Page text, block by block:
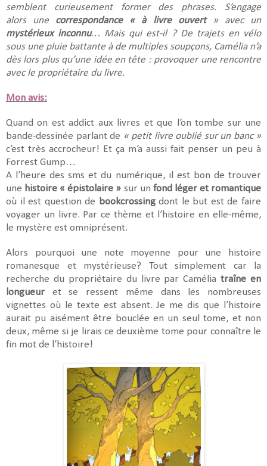
semblent curieusement former des phrases. S’engage
alors
une correspondance « à livre ouvert
» avec un
mystérieux inconnu… Mais qui est-il ? De trajets en vélo
sous une pluie battante à de multiples soupçons, Camélia n’a
dès lors plus qu’une idée en tête : provoquer une rencontre
avec le propriétaire du livre.
Mon avis:
Quand on est addict aux livres et que l’on tombe sur une
bande-dessinée parlant de « petit livre oublié sur un banc »
c’est très accrocheur! Et ça m’a aussi fait penser un peu à
Forrest Gump…
A l’heure des sms et du numérique, il est bon de trouver
une histoire « épistolaire » sur un fond léger et romantique
où il est question de bookcrossingdont le but est de faire
voyager un livre. Par ce thème et l’histoire en elle-même,
le mystère est omniprésent.
Alors pourquoi une note moyenne pour une histoire
romanesque et mystérieuse? Tout simplement car la
recherche du propriétaire du livre par Caméliatraîne en
longueur et se ressent même dans les nombreuses
vignettes où le texte est absent. Je me dis que l’histoire
aurait pu aisément être bouclée en un seul tome, et non
deux, même si je lirais ce deuxième tome pour connaître le
fin mot de l’histoire!